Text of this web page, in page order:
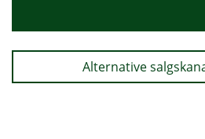
Alternative